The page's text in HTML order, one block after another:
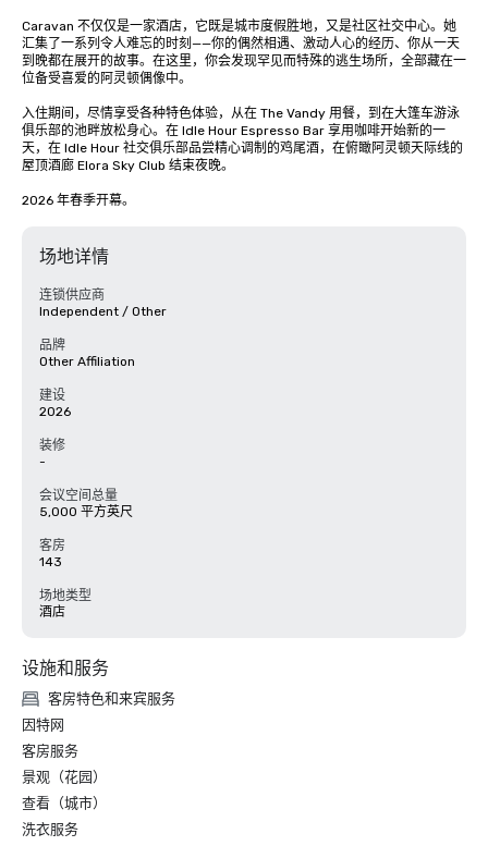
Caravan 不仅仅是一家酒店，它既是城市度假胜地，又是社区社交中心。她
汇集了一系列令人难忘的时刻——你的偶然相遇、激动人心的经历、你从一天
到晚都在展开的故事。在这里，你会发现罕见而特殊的逃生场所，全部藏在一
位备受喜爱的阿灵顿偶像中。
入住期间，尽情享受各种特色体验，从在 The Vandy 用餐，到在大篷车游泳
俱乐部的池畔放松身心。在 Idle Hour Espresso Bar 享用咖啡开始新的一
天，在 Idle Hour 社交俱乐部品尝精心调制的鸡尾酒，在俯瞰阿灵顿天际线的
屋顶酒廊 Elora Sky Club 结束夜晚。
2026 年春季开幕。
场地详情
连锁供应商
Independent / Other
品牌
Other Affiliation
建设
2026
装修
-
会议空间总量
5,000 平方英尺
客房
143
场地类型
酒店
设施和服务
客房特色和来宾服务
因特网
客房服务
景观（花园）
查看（城市）
洗衣服务